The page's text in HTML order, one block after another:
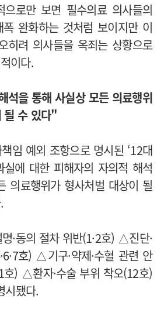
으로만 보면 필수의료 의사들의
완화하는 것처럼 보이지만 이
히려 의사들을 옥죄는 상황으로
이다.
석을 통해 사실상 모든 의료행위
될 수 있다"
임 예외 조항으로 명시된 ‘12대
실에 대한 피해자의 자의적 해석
의료행위가 형사처벌 대상이 될
·동의 절차 위반(1·2호) △진단·
호) △기구·약제·수혈 관련 안
호) △환자·수술 부위 착오(12호)
시됐다.